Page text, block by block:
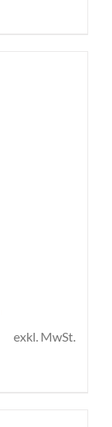
exkl. MwSt.